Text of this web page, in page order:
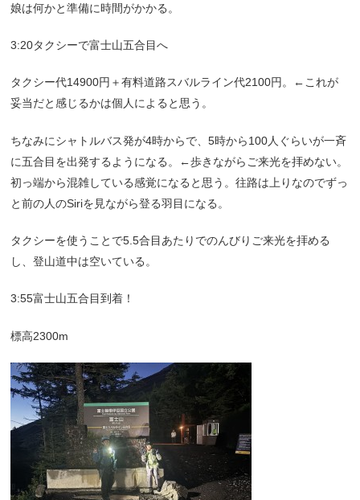
娘は何かと準備に時間がかかる。
3:20タクシーで富士山五合目へ
タクシー代14900円＋有料道路スバルライン代2100円。←これが
妥当だと感じるかは個人によると思う。
ちなみにシャトルバス発が4時からで、5時から100人ぐらいが一斉
に五合目を出発するようになる。←歩きながらご来光を拝めない。
初っ端から混雑している感覚になると思う。往路は上りなのでずっ
と前の人のSiriを見ながら登る羽目になる。
タクシーを使うことで5.5合目あたりでのんびりご来光を拝める
し、登山道中は空いている。
3:55富士山五合目到着！
標高2300m